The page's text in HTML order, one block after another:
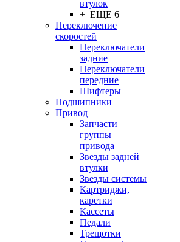
втулок
+ ЕЩЕ 6
Переключение
скоростей
Переключатели
задние
Переключатели
передние
Шифтеры
Подшипники
Привод
Запчасти
группы
привода
Звезды задней
втулки
Звезды системы
Картриджи,
каретки
Кассеты
Педали
Трещотки